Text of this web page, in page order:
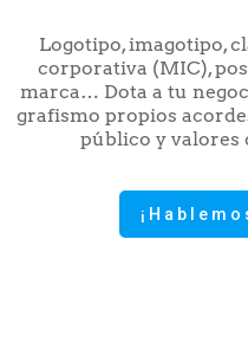
Logotipo, imagotipo,
corporativa (MIC),
marca… Dota a tu
grafismo propios
público y valores